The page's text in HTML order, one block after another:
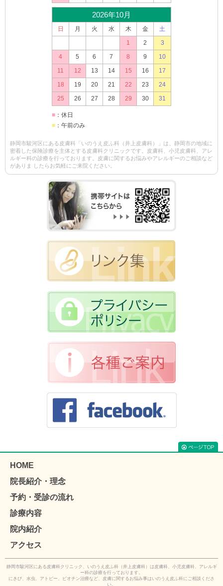
2026年10月
日 月 火 水 木 金
土
1
2
3
4
5 6 7 8 9
10
11
12 13 14 15 16
17
18
19 20 21 22 23
24
25
26 27 28 29 30 31
■ ：休日
■ ：午前のみ
静岡市駿河区にある皮膚科「いのうえ皮ふ科（井上皮膚科）」は、静岡市の地域に
密着した保険診療を主体とする皮膚科クリニックです。皮膚科、小児皮膚科、アレ
ルギー科の診療を行っております。皮膚に関するお悩みやアレルギーのご相談など
がありま したらお気軽にご来院ください。
HOME
院長紹介・理念
予約・受診の流れ
診療内容
院内紹介
アクセス
静岡市駿河区にある皮膚科クリニック、いのうえ皮ふ科（井上皮膚科）は皮膚科、小児皮膚科、アレルギ
ー科の診療を行っております。
にきび、水虫、アトピー、ビオチン治療など、皮膚に関するお悩み事はいのうえ皮ふ科にご相談くださ
い。